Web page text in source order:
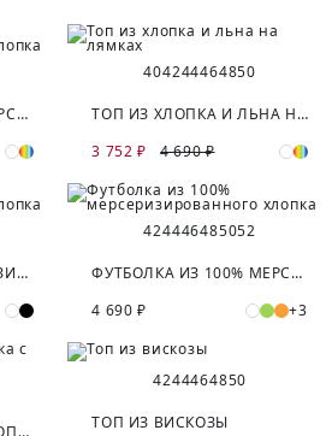
ФУТБОЛКА ИЗ 100% МЕРСЕРИЗИРОВАННОГО ХЛОПКА
404244464850
ТОП ИЗ ХЛОПКА И ЛЬНА НА ЛЯМКАХ
3 752 ₽
4 690 ₽
ТОП ИЗ 100% МЕРСЕРИЗИРОВАННОГО ХЛОПКА
424446485052
ФУТБОЛКА ИЗ 100% МЕРСЕРИЗИРОВАННОГО ХЛОПКА
4 690 ₽
+3
4244464850
ТОП ИЗ ВИСКОЗЫ